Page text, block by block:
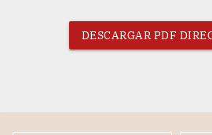
DESCARGAR PDF